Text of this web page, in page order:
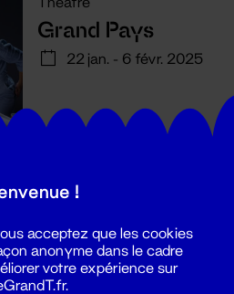
Grand Pays
22 jan. - 6 févr. 2025
!
acceptez que les cookies
anonyme dans le cadre
votre expérience sur